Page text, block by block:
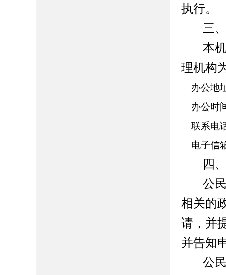
执行。
三
本
理机构
办公地
办公时
联系电
电子信
四
公
相关的
请，并
并告知
公